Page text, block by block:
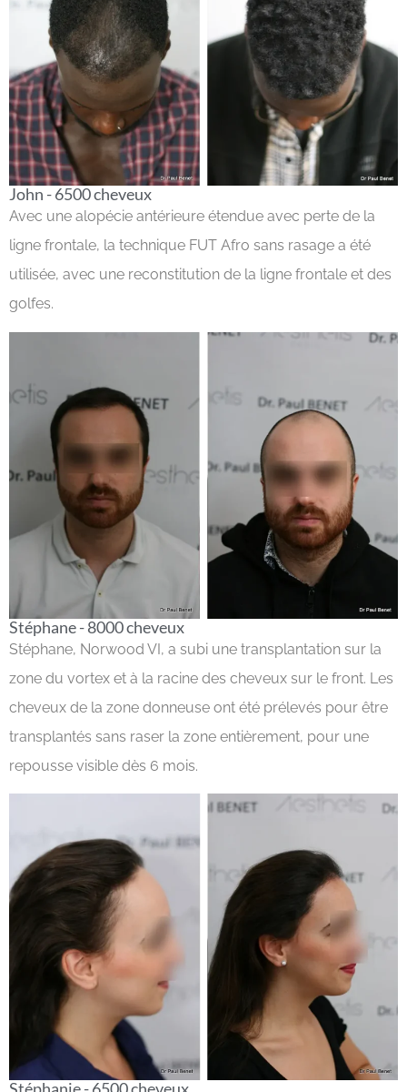
John - 6500 cheveux
Avec une alopécie antérieure étendue avec perte de la
ligne frontale, la technique FUT Afro sans rasage a été
utilisée, avec une reconstitution de la ligne frontale et des
golfes.
Stéphane - 8000 cheveux
Stéphane, Norwood VI, a subi une transplantation sur la
zone du vortex et à la racine des cheveux sur le front. Les
cheveux de la zone donneuse ont été prélevés pour être
transplantés sans raser la zone entièrement, pour une
repousse visible dès 6 mois.